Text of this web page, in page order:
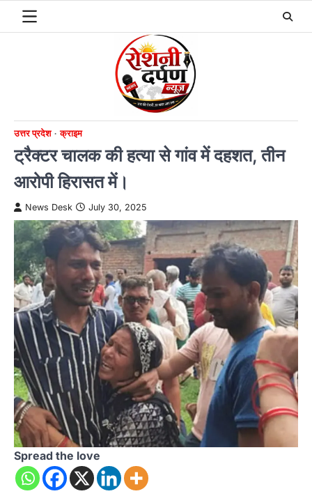
उत्तर प्रदेश क्राइम
ट्रैक्टर चालक की हत्या से गांव में दहशत, तीन
आरोपी हिरासत में।
News Desk July 30, 2025
Spread the love